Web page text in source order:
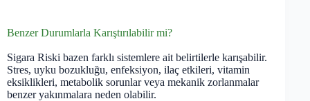
Benzer Durumlarla Karıştırılabilir mi?
Sigara Riski bazen farklı sistemlere ait belirtilerle karışabilir.
Stres, uyku bozukluğu, enfeksiyon, ilaç etkileri, vitamin
eksiklikleri, metabolik sorunlar veya mekanik zorlanmalar
benzer yakınmalara neden olabilir.